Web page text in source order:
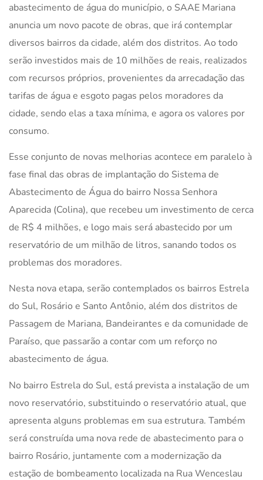
abastecimento de água do município, o SAAE Mariana
anuncia um novo pacote de obras, que irá contemplar
diversos bairros da cidade, além dos distritos. Ao todo
serão investidos mais de 10 milhões de reais, realizados
com recursos próprios, provenientes da arrecadação das
tarifas de água e esgoto pagas pelos moradores da
cidade, sendo elas a taxa mínima, e agora os valores por
consumo.
Esse conjunto de novas melhorias acontece em paralelo à
fase final das obras de implantação do Sistema de
Abastecimento de Água do bairro Nossa Senhora
Aparecida (Colina), que recebeu um investimento de cerca
de R$ 4 milhões, e logo mais será abastecido por um
reservatório de um milhão de litros, sanando todos os
problemas dos moradores.
Nesta nova etapa, serão contemplados os bairros Estrela
do Sul, Rosário e Santo Antônio, além dos distritos de
Passagem de Mariana, Bandeirantes e da comunidade de
Paraíso, que passarão a contar com um reforço no
abastecimento de água.
No bairro Estrela do Sul, está prevista a instalação de um
novo reservatório, substituindo o reservatório atual, que
apresenta alguns problemas em sua estrutura. Também
será construída uma nova rede de abastecimento para o
bairro Rosário, juntamente com a modernização da
estação de bombeamento localizada na Rua Wenceslau